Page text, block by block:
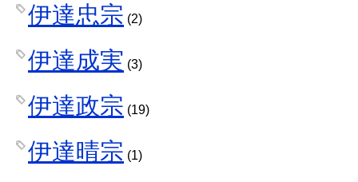
伊達忠宗 (2)
伊達成実 (3)
伊達政宗 (19)
伊達晴宗 (1)